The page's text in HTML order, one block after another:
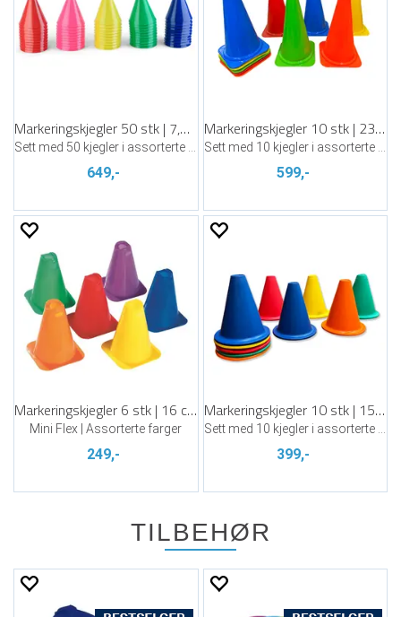
Markeringskjegler 50 stk | 7,5 cm
649,-
Markeringskjegler 10 stk | 23 cm
599,-
Markeringskjegler 6 stk | 16 cm
Mini Flex | Assorterte farger
249,-
Markeringskjegler 10 stk | 15 cm
399,-
TILBEHØR